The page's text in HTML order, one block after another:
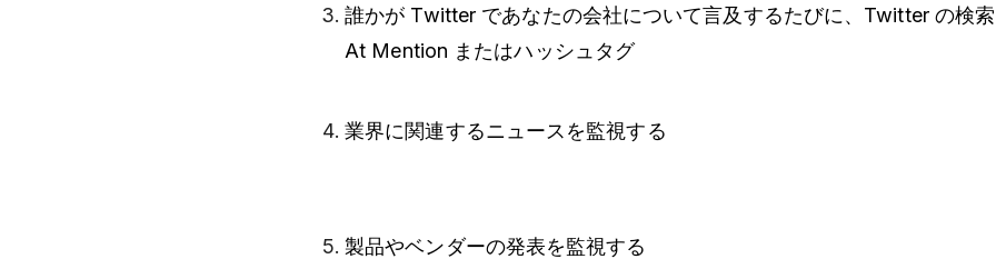
誰かが Twitter であなたの会社について言及するたびに、Twitter の検
At Mention またはハッシュタグ
業界に関連するニュースを監視する
製品やベンダーの発表を監視する